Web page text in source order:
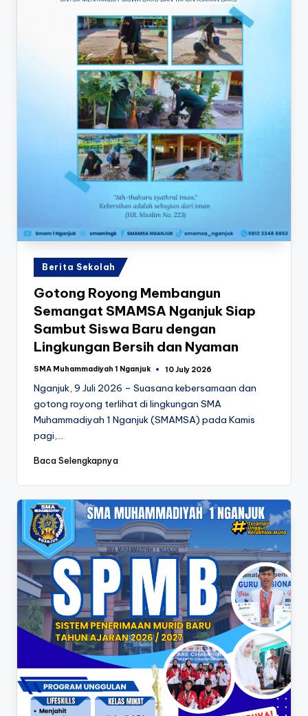
Posted
in
Berita Sekolah
Gotong Royong Membangun
Semangat SMAMSA Nganjuk Siap
Sambut Siswa Baru dengan
Lingkungan Bersih dan Nyaman
Posted
SMA Muhammadiyah 1 Nganjuk 10 July 2026
Nganjuk, 9 Juli 2026 – Suasana kebersamaan dan
gotong royong terlihat di lingkungan SMA
Muhammadiyah 1 Nganjuk (SMAMSA) pada Kamis
pagi,…
Baca Selengkapnya